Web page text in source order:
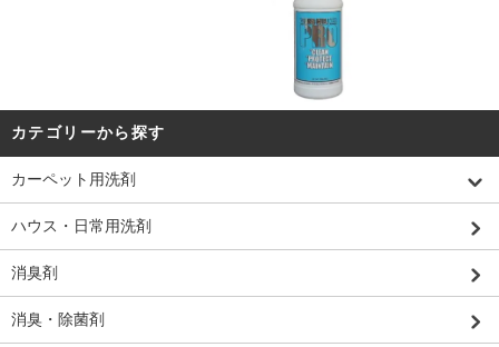
カテゴリーから探す
カーペット用洗剤
ハウス・日常用洗剤
消臭剤
消臭・除菌剤